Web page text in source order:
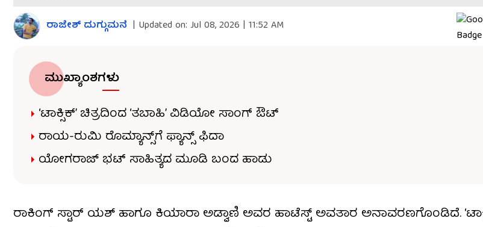
ರಾಜೇಶ್ ದುಗ್ಗುಮನೆ | Updated on: Jul 08, 2026 | 11:52 AM
ಮುಖ್ಯಾಂಶಗಳು
‘ಟಾಕ್ಸಿಕ್’ ಚಿತ್ರದಿಂದ ‘ತಬಾಹಿ’ ವಿಡಿಯೋ ಸಾಂಗ್ ಔಟ್
ರಾಯ-ರುಮಿ ರೊಮ್ಯಾನ್ಸ್‌ಗೆ ಫ್ಯಾನ್ಸ್ ಫಿದಾ
ಯೋಗರಾಜ್ ಭಟ್ ಸಾಹಿತ್ಯದ ಮೂಡಿ ಬಂದ ಹಾಡು
ರಾಕಿಂಗ್ ಸ್ಟಾರ್ ಯಶ್ ಹಾಗೂ ಕಿಯಾರಾ ಅಡ್ವಾಣಿ ಅವರ ಹಾಟೆಸ್ಟ್ ಅವತಾರ ಅನಾವರಣಗೊಂಡಿದೆ.